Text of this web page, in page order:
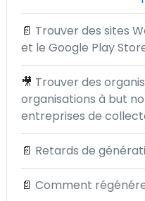
📄 Trouver des sites
et le Google Play
🎥 Trouver des
organisations à but
entreprises de
📄 Retards de
📄 Comment